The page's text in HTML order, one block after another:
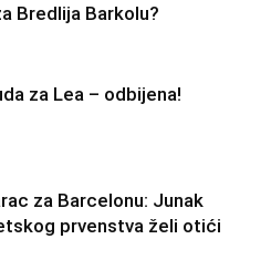
Bredlija Barkolu?
za Lea – odbijena!
za Barcelonu: Junak
prvenstva želi otići